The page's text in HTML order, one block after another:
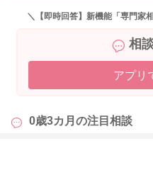
＼【即時回答】新機能「専門家
相
アプリ
0歳3カ月の注目相談
もっ